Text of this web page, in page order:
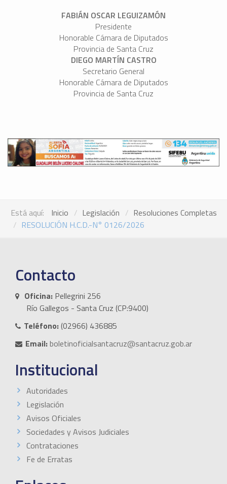
FABIÁN OSCAR LEGUIZAMÓN
Presidente
Honorable Cámara de Diputados
Provincia de Santa Cruz
DIEGO MARTÍN CASTRO
Secretario General
Honorable Cámara de Diputados
Provincia de Santa Cruz
Está aquí: Inicio Legislación
Resoluciones Completas
RESOLUCIÓN H.C.D.-N° 0126/2026
Contacto
Oficina: Pellegrini 256
Río Gallegos - Santa Cruz (CP:9400)
Teléfono:(02966) 436885
Email:boletinoficialsantacruz@santacruz.gob.ar
Institucional
Autoridades
Legislación
Avisos Oficiales
Sociedades y Avisos Judiciales
Contrataciones
Fe de Erratas